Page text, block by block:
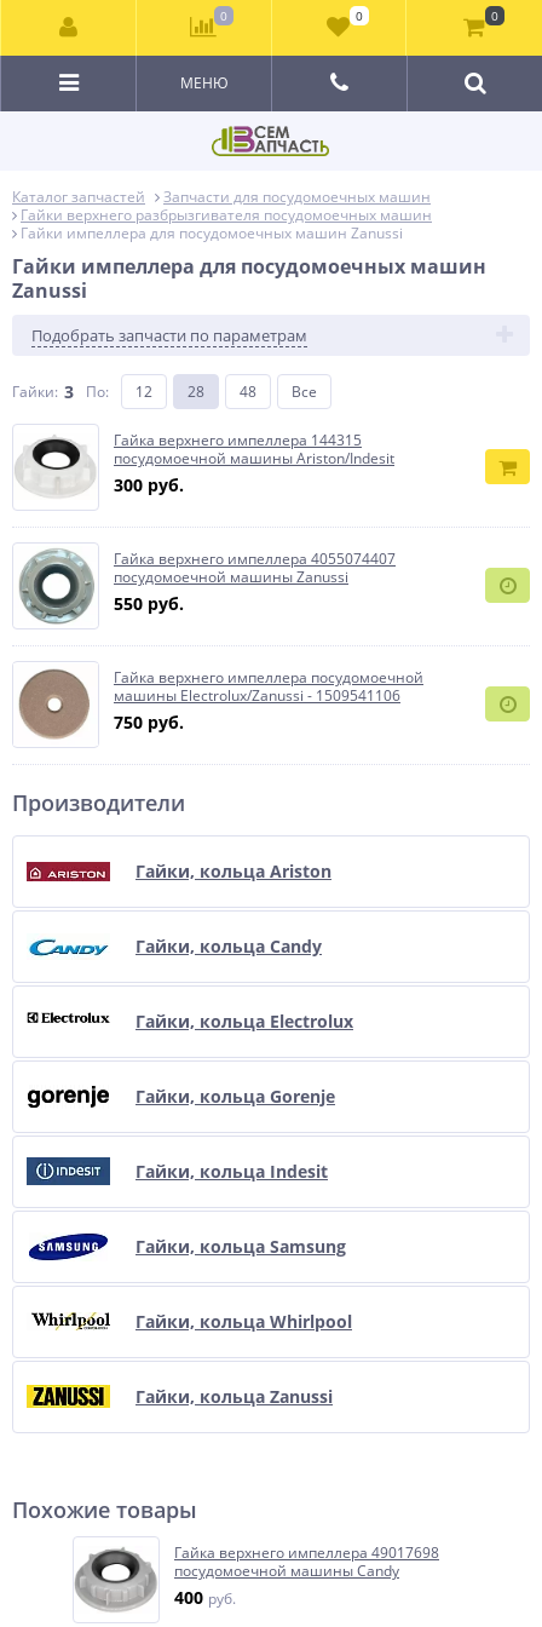
МЕНЮ
Каталог запчастей
Запчасти для посудомоечных машин
Гайки верхнего разбрызгивателя посудомоечных машин
Гайки импеллера для посудомоечных машин Zanussi
Гайки импеллера для посудомоечных машин
Zanussi
Подобрать запчасти по параметрам
Гайки: 3 По: 12 28 48 Все
Гайка верхнего импеллера 144315
посудомоечной машины Ariston/Indesit
300 руб.
Гайка верхнего импеллера 4055074407
посудомоечной машины Zanussi
550 руб.
Гайка верхнего импеллера посудомоечной
машины Electrolux/Zanussi - 1509541106
750 руб.
Производители
Гайки, кольца Ariston
Гайки, кольца Candy
Гайки, кольца Electrolux
Гайки, кольца Gorenje
Гайки, кольца Indesit
Гайки, кольца Samsung
Гайки, кольца Whirlpool
Гайки, кольца Zanussi
Похожие товары
Гайка верхнего импеллера 49017698
посудомоечной машины Candy
400 руб.
0 0 0